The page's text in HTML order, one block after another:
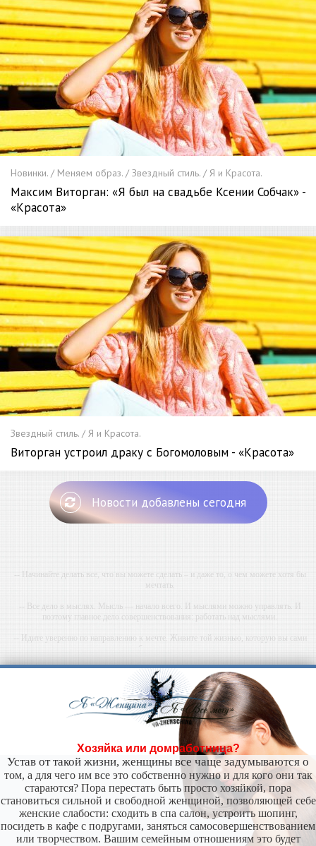
Новинки. / Меняем образ. / Звездный стиль. / Я и Красота.
Максим Виторган: «Я был на свадьбе Ксении Собчак» -
«Красота»
Звездный стиль. / Я и Красота.
Виторган устроил драку с Богомоловым - «Красота»
Новости добавлены сегодня
-- Начинайте делать все, что вы можете сделать – и даже то, о чем можете хотя бы
мечтать.
-- Все дело в мыслях. Мысль — начало всего. И мыслями можно управлять. И
поэтому главное дело совершенствования: работать над мыслями.
-- Идите уверенно по направлению к мечте. Живите той жизнью, которую вы сами
-- Самое большое богатство — это ум. Самая большая нищета — глупость. Из всех
страхов самый пугающий — самолюбование.
-- Лучшее, что можно сделать с хорошим советом, это пропустить его мимо ушей. Он
никогда не бывает полезен никому, кроме того, кто его дал.
-- Люблю давать советы и очень не люблю, когда их дают мне.
Хозяйка или домработница?
Устав от такой жизни, женщины все чаще задумываются о
том, а для чего им все это собственно нужно и для кого они так
стараются? Пора перестать быть просто хозяйкой, пора
становиться сильной и свободной женщиной, позволяющей себе
женские слабости: сходить в спа салон, устроить шопинг,
посидеть в кафе с подругами, заняться самосовершенствованием
или творчеством. Вашим семейным отношениям это будет